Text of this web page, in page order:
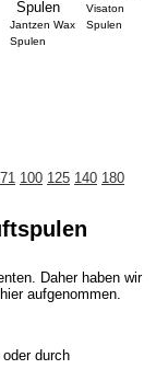
Jantzen Wax
Spulen
Visaton
Spulen
100 125 140 180
Daher haben wir
aufgenommen.
durch